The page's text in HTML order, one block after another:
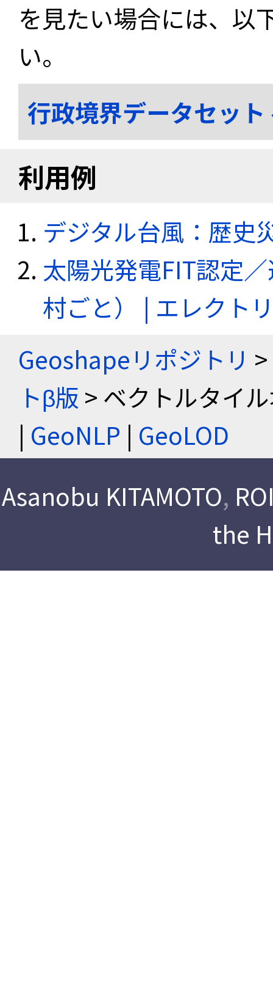
を見たい場合には、以
い。
行政境界データセッ
利用例
デジタル台風：歴史
太陽光発電FIT認定
村ごと） | エレクト
Geoshapeリポジトリ >
トβ版 > ベクトルタイ
| GeoNLP | GeoLOD
Asanobu KITAMOTO,
the